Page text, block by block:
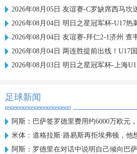
2026年08月05日 友谊赛-C罗缺席西马坎送
2026年08月04日 明日之星冠军杯-U17热刺
2026年08月04日 友谊赛-拜仁2-1济州 查韦斯、阿
2026年08月04日 两连胜提前出线！U17国足1-0毕
2026年08月03日 明日之星冠军杯-上海U17
足球新闻
阿斯：巴萨签罗德里费用约6000万欧元
米体：道格拉斯·路易斯再拒埃弗顿，他
阿斯：罗德里在对话中说明自己倾向巴萨